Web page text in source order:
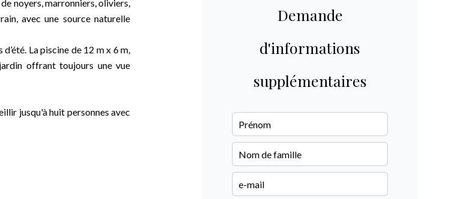
noyers, marronniers, oliviers,
avec une source naturelle
La piscine de 12 m x 6 m,
offrant toujours une vue
jusqu'à huit personnes avec
Demande
d'informations
supplémentaires